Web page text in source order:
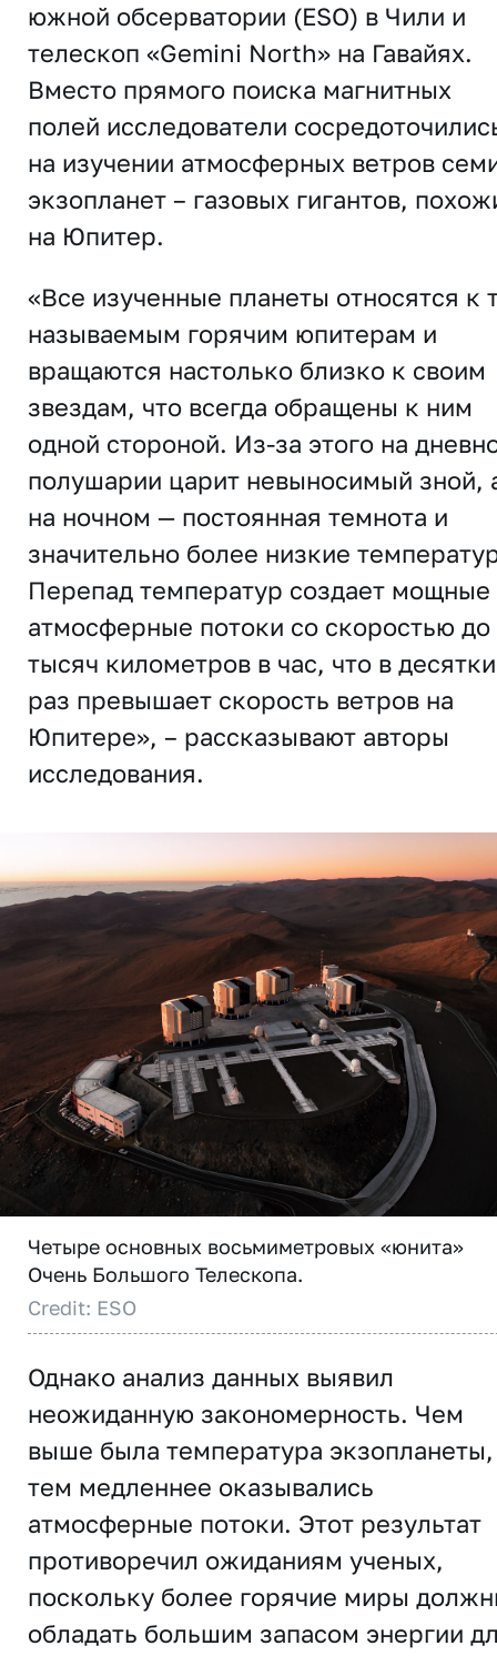
южной обсерватории (ESO) в Чили и
телескоп «Gemini North» на Гавайях.
Вместо прямого поиска магнитных
полей исследователи
на изучении атмосферных ветров
экзопланет – газовых гигантов,
на Юпитер.
«Все изученные планеты относятся к
называемым горячим юпитерам и
вращаются настолько близко к своим
звездам, что всегда обращены к ним
одной стороной. Из-за этого на
полушарии царит невыносимый зной,
на ночном — постоянная темнота и
значительно более низкие
Перепад температур создает мощные
атмосферные потоки со скоростью до
тысяч километров в час, что в десятки
раз превышает скорость ветров на
Юпитере», – рассказывают авторы
исследования.
Четыре основных восьмиметровых «юнита»
Очень Большого Телескопа.
Credit: ESO
Однако анализ данных выявил
неожиданную закономерность. Чем
выше была температура экзопланеты,
тем медленнее оказывались
атмосферные потоки. Этот результат
противоречил ожиданиям ученых,
поскольку более горячие миры
обладать большим запасом энергии